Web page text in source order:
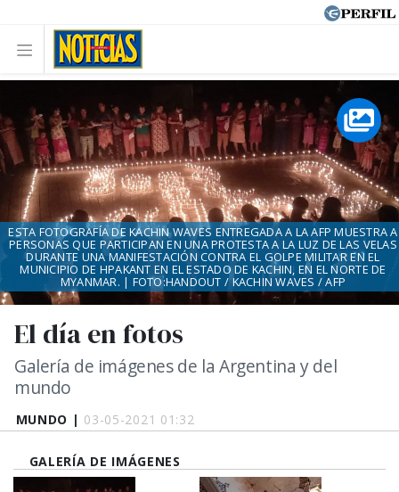
MUNDO | 03-05-2021 01:32
El día en fotos
Galería de imágenes de la Argentina y del
mundo
ESTA FOTOGRAFÍA DE KACHIN WAVES ENTREGADA A LA AFP MUESTRA A
PERSONAS QUE PARTICIPAN EN UNA PROTESTA A LA LUZ DE LAS VELAS
DURANTE UNA MANIFESTACIÓN CONTRA EL GOLPE MILITAR EN EL
MUNICIPIO DE HPAKANT EN EL ESTADO DE KACHIN, EN EL NORTE DE
MYANMAR. | FOTO:HANDOUT / KACHIN WAVES / AFP
GALERÍA DE IMÁGENES